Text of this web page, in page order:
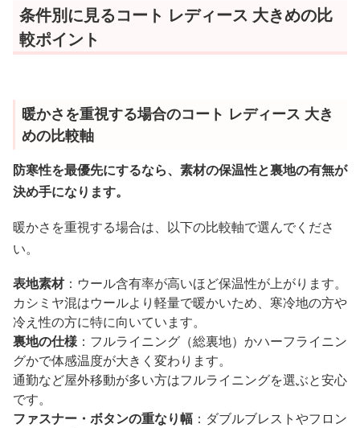
条件別に見るコート レディース 大きめの比
較ポイント
暖かさを重視する場合のコート レディース 大き
めの比較軸
防寒性を最優先にするなら、素材の保温性と裏地の有無が
決め手になります。
暖かさを重視する場合は、以下の比較軸で選んでくださ
い。
表地素材：ウール含有率が高いほど保温性が上がります。
カシミヤ混はウールより軽量で暖かいため、寒冷地の方や
冷え性の方に特に向いています。
裏地の仕様：フルライニング（総裏地）かハーフライニン
グかで体感温度が大きく変わります。
通勤など屋外移動が多い方はフルライニングを選ぶと安心
です。
ファスナー・ボタンの重なり幅 ：ダブルブレストやフロン